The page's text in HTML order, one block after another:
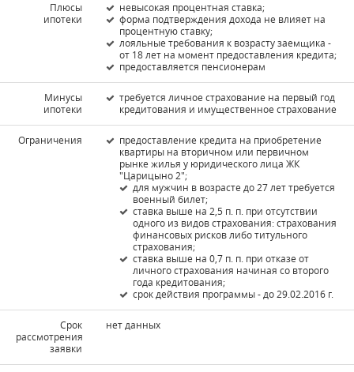
Плюсы
ипотеки
невысокая процентная ставка;
форма подтверждения дохода не влияет на
процентную ставку;
лояльные требования к возрасту заемщика -
от 18 лет на момент предоставления кредита;
предоставляется пенсионерам
Минусы
ипотеки
требуется личное страхование на первый год
кредитования и имущественное страхование
Ограничения
предоставление кредита на приобретение
квартиры на вторичном или первичном
рынке жилья у юридического лица ЖК
"Царицыно 2";
для мужчин в возрасте до 27 лет требуется
военный билет;
ставка выше на 2,5 п. п. при отсутствии
одного из видов страхования: страхования
финансовых рисков либо титульного
страхования;
ставка выше на 0,7 п. п. при отказе от
личного страхования начиная со второго
года кредитования;
срок действия программы - до 29.02.2016 г.
Срок
рассмотрения
заявки
нет данных